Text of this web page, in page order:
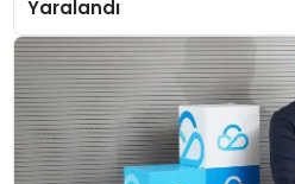
Yaralandı